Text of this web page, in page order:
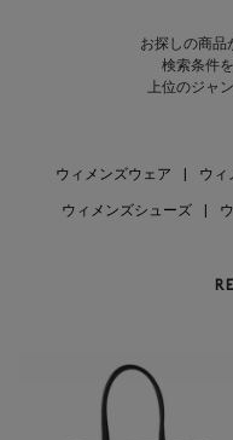
お探しの商品
検索条件
上位のジャ
ウィメンズウェア ウィ
ウィメンズシューズ